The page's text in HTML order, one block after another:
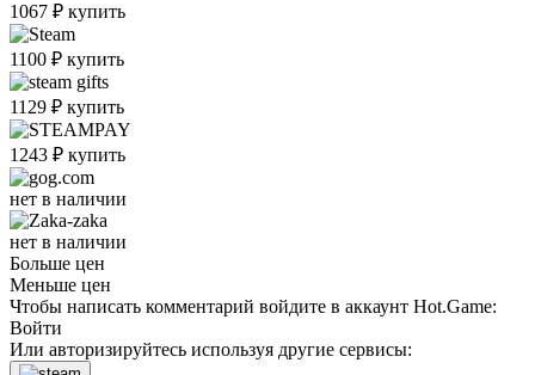
1067 ₽ купить
1100 ₽ купить
1129 ₽ купить
1243 ₽ купить
нет в наличии
нет в наличии
Больше цен
Меньше цен
Чтобы написать комментарий войдите в аккаунт Hot.Game:
Войти
Или авторизируйтесь используя другие сервисы: